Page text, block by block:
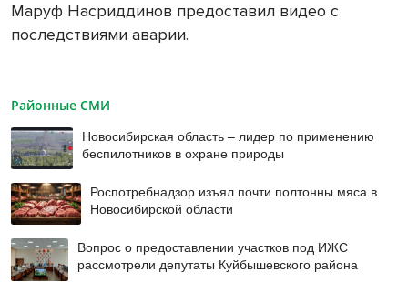
Маруф Насриддинов предоставил видео с
последствиями аварии.
Районные СМИ
Новосибирская область – лидер по применению
беспилотников в охране природы
Роспотребнадзор изъял почти полтонны мяса в
Новосибирской области
Вопрос о предоставлении участков под ИЖС
рассмотрели депутаты Куйбышевского района